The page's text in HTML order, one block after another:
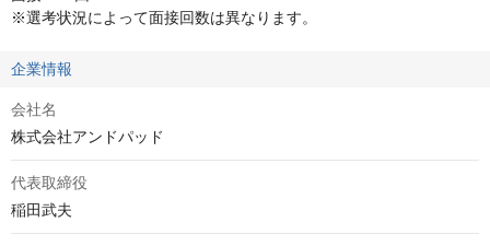
※選考状況によって面接回数は異なります。
企業情報
会社名
株式会社アンドパッド
代表取締役
稲田武夫